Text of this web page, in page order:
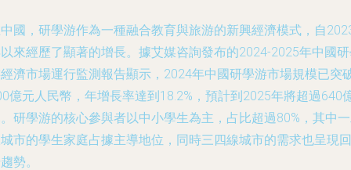
國，研學游作為一種融合教育與旅游的新興經濟模式，自
來經歷了顯著的增長。據艾媒咨詢發布的2024-2025年中國
濟市場運行監測報告顯示，2024年中國研學游市場規模已突
億元人民幣，年增長率達到18.2%，預計到2025年將超過640
研學游的核心參與者以中小學生為主，占比超過80%，其中
市的學生家庭占據主導地位，同時三四線城市的需求也呈現回
勢。